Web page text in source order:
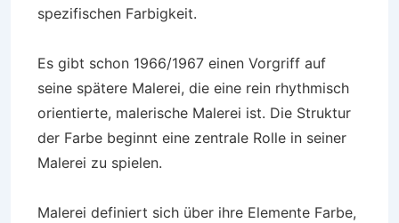
spezifischen Farbigkeit.
Es gibt schon 1966/1967 einen Vorgriff auf
seine spätere Malerei, die eine rein rhythmisch
orientierte, malerische Malerei ist. Die Struktur
der Farbe beginnt eine zentrale Rolle in seiner
Malerei zu spielen.
Malerei definiert sich über ihre Elemente Farbe,